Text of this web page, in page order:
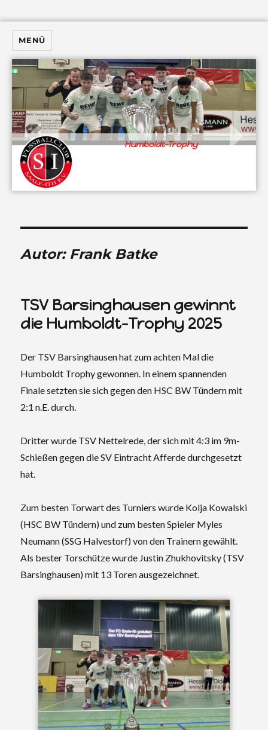
MENÜ
Humboldt-Trophy
Autor: Frank Batke
TSV Barsinghausen gewinnt
die Humboldt-Trophy 2025
Der TSV Barsinghausen hat zum achten Mal die
Humboldt Trophy gewonnen. In einem spannenden
Finale setzten sie sich gegen den HSC BW Tündern mit
2:1 n.E. durch.
Dritter wurde TSV Nettelrede, der sich mit 4:3 im 9m-
Schießen gegen die SV Eintracht Afferde durchgesetzt
hat.
Zum besten Torwart des Turniers wurde Kolja Kowalski
(HSC BW Tündern) und zum besten Spieler Myles
Neumann (SSG Halvestorf) von den Trainern gewählt.
Als bester Torschütze wurde Justin Zhukhovitsky (TSV
Barsinghausen) mit 13 Toren ausgezeichnet.